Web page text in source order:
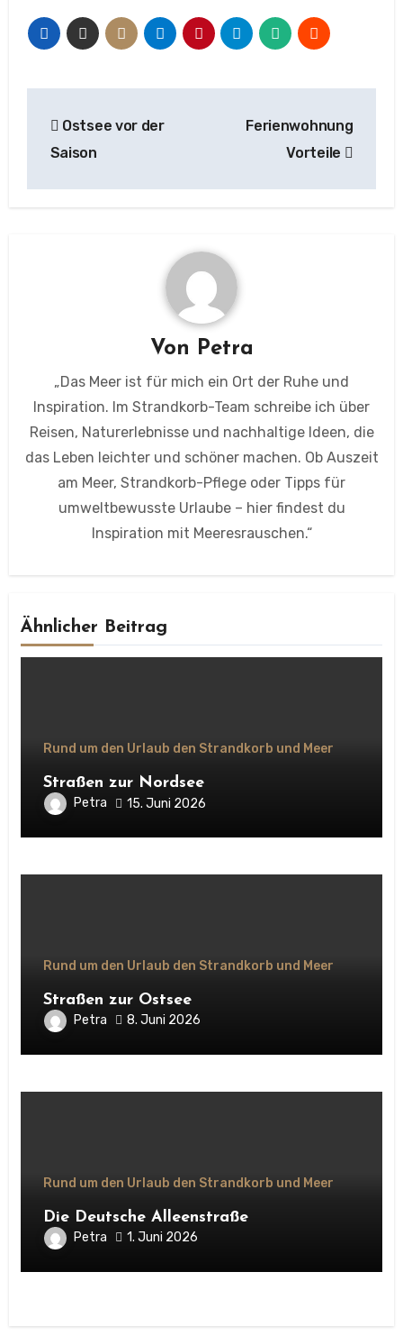
Ostsee vor der
Saison
Ferienwohnung
Vorteile
Von Petra
„Das Meer ist für mich ein Ort der Ruhe und
Inspiration. Im Strandkorb-Team schreibe ich über
Reisen, Naturerlebnisse und nachhaltige Ideen, die
das Leben leichter und schöner machen. Ob Auszeit
am Meer, Strandkorb-Pflege oder Tipps für
umweltbewusste Urlaube – hier findest du
Inspiration mit Meeresrauschen.“
Ähnlicher Beitrag
Rund um den Urlaub den Strandkorb und Meer
Straßen zur Nordsee
Petra 15. Juni 2026
Rund um den Urlaub den Strandkorb und Meer
Straßen zur Ostsee
Petra 8. Juni 2026
Rund um den Urlaub den Strandkorb und Meer
Die Deutsche Alleenstraße
Petra 1. Juni 2026